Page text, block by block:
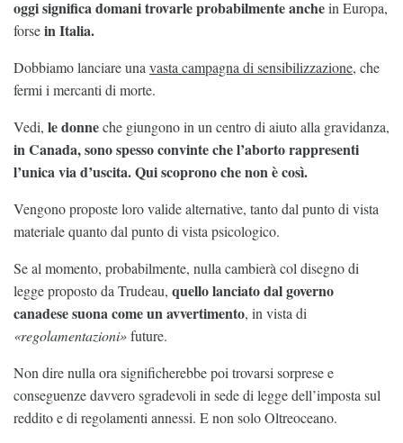
oggi significa domani trovarle probabilmenteanchein Europa,
forsein Italia.
Dobbiamo lanciare una vasta campagna di sensibilizzazione, che
fermi i mercanti di morte.
Vedi, le donneche giungono in un centro di aiuto alla gravidanza,
in Canada, sono spesso convinte che l’aborto rappresenti
l’unica via d’uscita. Qui scoprono che non è così.
Vengono proposte loro valide alternative, tanto dal punto di vista
materiale quanto dal punto di vista psicologico.
Se al momento, probabilmente, nulla cambierà col disegno di
legge proposto da Trudeau, quello lanciato dal governo
canadese suona come un avvertimento, in vista di
«regolamentazioni»future.
Non dire nulla ora significherebbe poi trovarsi sorprese e
conseguenze davvero sgradevoli in sede di legge dell’imposta sul
reddito e di regolamenti annessi. E non solo Oltreoceano.